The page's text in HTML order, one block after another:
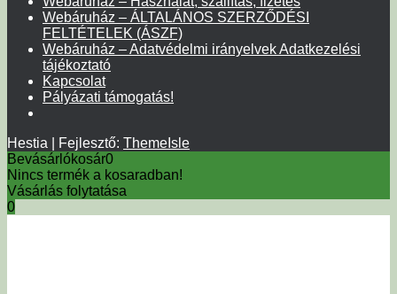
Webáruház – ÁLTALÁNOS SZERZŐDÉSI
FELTÉTELEK (ÁSZF)
Webáruház – Adatvédelmi irányelvek Adatkezelési
tájékoztató
Kapcsolat
Pályázati támogatás!
Hestia | Fejlesztő: ThemeIsle
Bevásárlókosár0
Nincs termék a kosaradban!
Vásárlás folytatása
0